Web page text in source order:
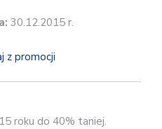
30.12.2015 r.
z promocji
roku do 40% taniej.